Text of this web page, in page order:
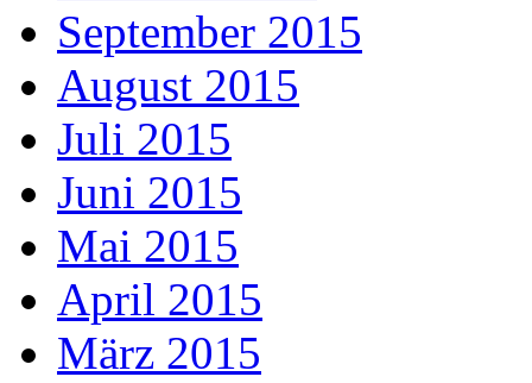
September 2015
August 2015
Juli 2015
Juni 2015
Mai 2015
April 2015
März 2015